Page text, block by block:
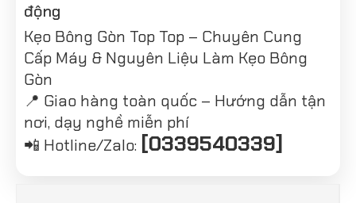
động
Kẹo Bông Gòn Top Top – Chuyên Cung
Cấp Máy & Nguyên Liệu Làm Kẹo Bông
Gòn
📍 Giao hàng toàn quốc – Hướng dẫn tận
nơi, dạy nghề miễn phí
📲 Hotline/Zalo: [0339540339]